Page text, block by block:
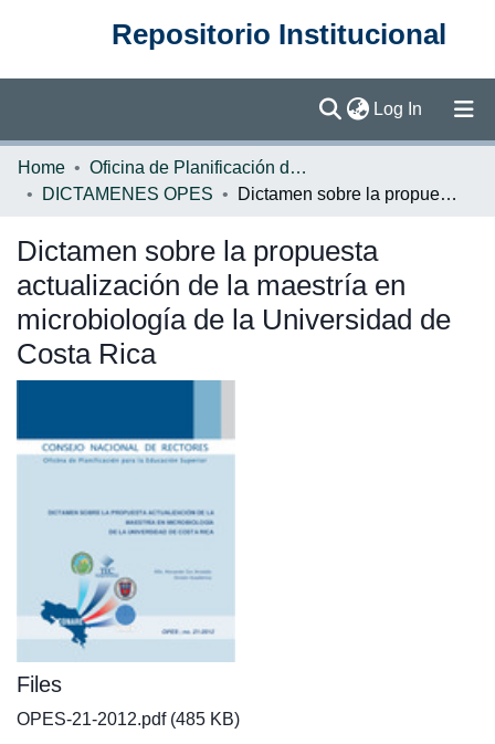
Repositorio Institucional
Log In (current)
Communities & Collections
Statistics
Home
Oficina de Planificación de la Educación Superior (OPES)
DICTAMENES OPES
Dictamen sobre la propuesta actualización de la maestría en microbiología de la Universidad de Costa Rica
Dictamen sobre la propuesta
actualización de la maestría en
microbiología de la Universidad de
Costa Rica
Files
OPES-21-2012.pdf(485 KB)